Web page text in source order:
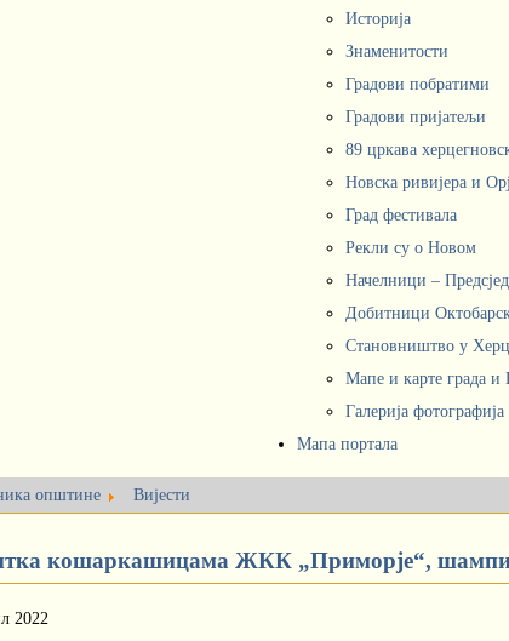
Историја
Знаменитости
Градови побратими
Градови пријатељи
89 цркава
Новска ривијера и
Град фестивала
Рекли су о Новом
Начелници –
Добитници
Становништво у
Мапе и карте града и
Галерија фотографија
Мапа портала
oпштине Вијести
кошаркашицама ЖКК „Приморје“,
2022